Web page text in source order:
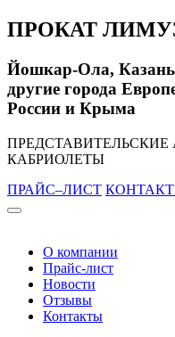
ПРОКАТ
Йошкар-Ола,
другие города
России и Крыма
КАБРИОЛЕТЫ
ПРАЙС–ЛИСТ
О компании
Прайс-лист
Новости
Отзывы
Контакты